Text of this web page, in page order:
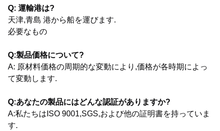
Q: 運輸港は?
天津,青島 港から船を運びます.
必要なもの
Q:製品価格について?
A: 原材料価格の周期的な変動により,価格が各時期によっ
て変動します.
Q:あなたの製品にはどんな認証がありますか?
A:私たちはISO 9001,SGS,および他の証明書を持っていま
す.